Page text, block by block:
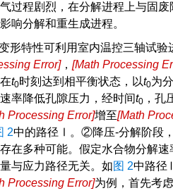
过程剧烈，在分解进程上与固
响分解和重生成进程。
形特性可利用室内温控三轴试验
Error]， [Math Processing
σ 1
t0时刻达到相平衡状态，以t0为
率降低孔隙压力，经时间t0 ，孔
Processing Error]
σ 30′ 增至[Math
σ 31′
2中的路径Ⅰ。②降压-分解阶段
在多种可能。假定水合物分解
与应力路径无关。如图 2中路径
Processing Error]
V 1→V1′→V2 为例，首先考